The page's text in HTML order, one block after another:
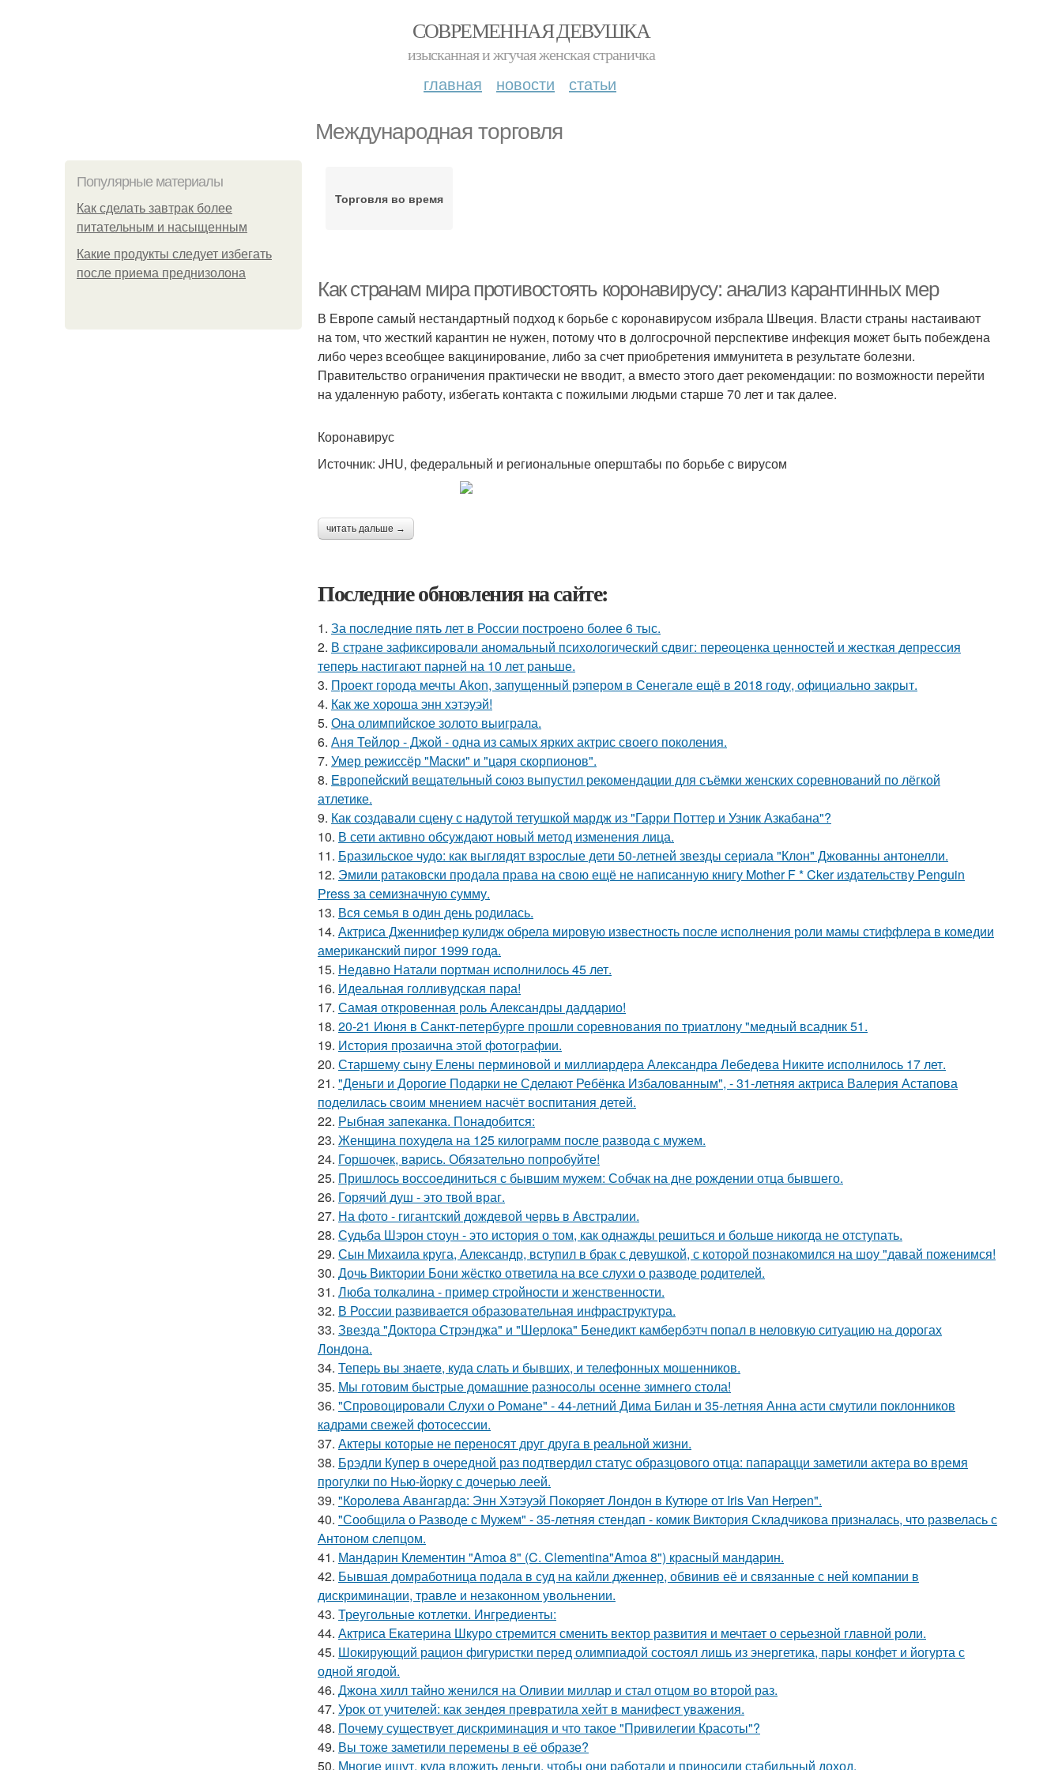
СОВРЕМЕННАЯ ДЕВУШКА
изысканная и жгучая женская страничка
главная новости статьи
Международная торговля
Популярные материалы
Как сделать завтрак более
питательным и насыщенным
Какие продукты следует избегать
после приема преднизолона
Торговля во время
Как странам мира противостоять коронавирусу: анализ карантинных мер
В Европе самый нестандартный подход к борьбе с коронавирусом избрала Швеция. Власти страны настаивают
на том, что жесткий карантин не нужен, потому что в долгосрочной перспективе инфекция может быть побеждена
либо через всеобщее вакцинирование, либо за счет приобретения иммунитета в результате болезни.
Правительство ограничения практически не вводит, а вместо этого дает рекомендации: по возможности перейти
на удаленную работу, избегать контакта с пожилыми людьми старше 70 лет и так далее.
Коронавирус
Источник: JHU, федеральный и региональные оперштабы по борьбе с вирусом
читать дальше →
Последние обновления на сайте:
1. За последние пять лет в России построено более 6 тыс.
2. В стране зафиксировали аномальный психологический сдвиг: переоценка ценностей и жесткая депрессия
теперь настигают парней на 10 лет раньше.
3. Проект города мечты Akon, запущенный рэпером в Сенегале ещё в 2018 году, официально закрыт.
4. Как же хороша энн хэтэуэй!
5. Она олимпийское золото выиграла.
6. Аня Тейлор - Джой - одна из самых ярких актрис своего поколения.
7. Умер режиссёр "Маски" и "царя скорпионов".
8. Европейский вещательный союз выпустил рекомендации для съёмки женских соревнований по лёгкой
атлетике.
9. Как создавали сцену с надутой тетушкой мардж из "Гарри Поттер и Узник Азкабана"?
10. В сети активно обсуждают новый метод изменения лица.
11. Бразильское чудо: как выглядят взрослые дети 50-летней звезды сериала "Клон" Джованны антонелли.
12. Эмили ратаковски продала права на свою ещё не написанную книгу Mother F * Cker издательству Penguin
Press за семизначную сумму.
13. Вся семья в один день родилась.
14. Актриса Дженнифер кулидж обрела мировую известность после исполнения роли мамы стиффлера в комедии
американский пирог 1999 года.
15. Недавно Натали портман исполнилось 45 лет.
16. Идеальная голливудская пара!
17. Самая откровенная роль Александры даддарио!
18. 20-21 Июня в Санкт-петербурге прошли соревнования по триатлону "медный всадник 51.
19. История прозаична этой фотографии.
20. Старшему сыну Елены перминовой и миллиардера Александра Лебедева Никите исполнилось 17 лет.
21. "Деньги и Дорогие Подарки не Сделают Ребёнка Избалованным", - 31-летняя актриса Валерия Астапова
поделилась своим мнением насчёт воспитания детей.
22. Рыбная запеканка. Понадобится:
23. Женщина похудела на 125 килограмм после развода с мужем.
24. Горшочек, варись. Обязательно попробуйте!
25. Пришлось воссоединиться с бывшим мужем: Собчак на дне рождении отца бывшего.
26. Горячий душ - это твой враг.
27. На фото - гигантский дождевой червь в Австралии.
28. Судьба Шэрон стоун - это история о том, как однажды решиться и больше никогда не отступать.
29. Сын Михаила круга, Александр, вступил в брак с девушкой, с которой познакомился на шоу "давай поженимся!
30. Дочь Виктории Бони жёстко ответила на все слухи о разводе родителей.
31. Люба толкалина - пример стройности и женственности.
32. В России развивается образовательная инфраструктура.
33. Звезда "Доктора Стрэнджа" и "Шерлока" Бенедикт камбербэтч попал в неловкую ситуацию на дорогах
Лондона.
34. Теперь вы знaетe, куда слать и бывших, и телeфонныx мошенников.
35. Мы готовим быстрые домашние разносолы осенне зимнего стола!
36. "Спровоцировали Слухи о Романе" - 44-летний Дима Билан и 35-летняя Анна асти смутили поклонников
кадрами свежей фотосессии.
37. Актеры которые не переносят друг друга в реальной жизни.
38. Брэдли Купер в очередной раз подтвердил статус образцового отца: папарацци заметили актера во время
прогулки по Нью-йорку с дочерью леей.
39. "Королева Авангарда: Энн Хэтэуэй Покоряет Лондон в Кутюре от Iris Van Herpen".
40. "Сообщила о Разводе с Мужем" - 35-летняя стендап - комик Виктория Складчикова призналась, что развелась с
Антоном слепцом.
41. Мандарин Клементин "Amoa 8" (C. Clementina"Amoa 8") красный мандарин.
42. Бывшая домработница подала в суд на кайли дженнер, обвинив её и связанные с ней компании в
дискриминации, травле и незаконном увольнении.
43. Треугольные котлетки. Ингредиенты:
44. Актриса Екатерина Шкуро стремится сменить вектор развития и мечтает о серьезной главной роли.
45. Шокирующий рацион фигуристки перед олимпиадой состоял лишь из энергетика, пары конфет и йогурта с
одной ягодой.
46. Джона хилл тайно женился на Оливии миллар и стал отцом во второй раз.
47. Урок от учителей: как зендея превратила хейт в манифест уважения.
48. Почему существует дискриминация и что такое "Привилегии Красоты"?
49. Вы тоже заметили перемены в её образе?
50. Многие ищут, куда вложить деньги, чтобы они работали и приносили стабильный доход.